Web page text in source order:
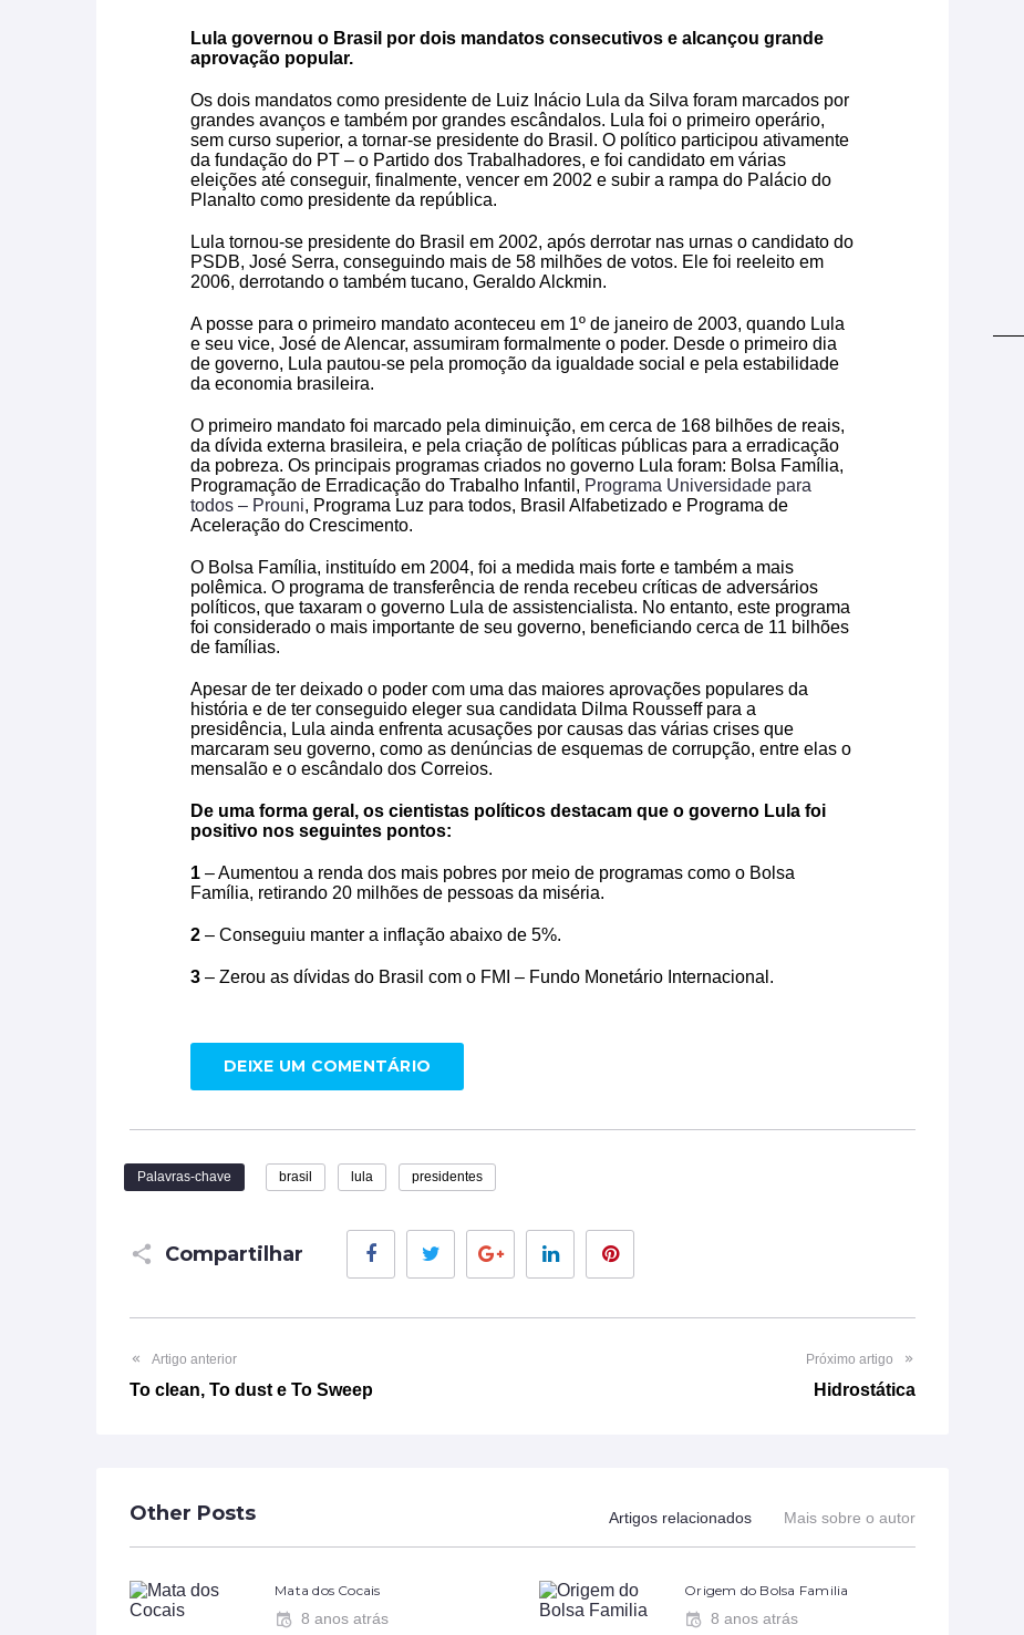
Lula governou o Brasil por dois mandatos consecutivos e alcançou grande
aprovação popular.
Os dois mandatos como presidente de Luiz Inácio Lula da Silva foram marcados por
grandes avanços e também por grandes escândalos. Lula foi o primeiro operário,
sem curso superior, a tornar-se presidente do Brasil. O político participou ativamente
da fundação do PT – o Partido dos Trabalhadores, e foi candidato em várias
eleições até conseguir, finalmente, vencer em 2002 e subir a rampa do Palácio do
Planalto como presidente da república.
Lula tornou-se presidente do Brasil em 2002, após derrotar nas urnas o candidato do
PSDB, José Serra, conseguindo mais de 58 milhões de votos. Ele foi reeleito em
2006, derrotando o também tucano, Geraldo Alckmin.
A posse para o primeiro mandato aconteceu em 1º de janeiro de 2003, quando Lula
e seu vice, José de Alencar, assumiram formalmente o poder. Desde o primeiro dia
de governo, Lula pautou-se pela promoção da igualdade social e pela estabilidade
da economia brasileira.
O primeiro mandato foi marcado pela diminuição, em cerca de 168 bilhões de reais,
da dívida externa brasileira, e pela criação de políticas públicas para a erradicação
da pobreza. Os principais programas criados no governo Lula foram: Bolsa Família,
Programação de Erradicação do Trabalho Infantil, Programa Universidade para
todos – Prouni, Programa Luz para todos, Brasil Alfabetizado e Programa de
Aceleração do Crescimento.
O Bolsa Família, instituído em 2004, foi a medida mais forte e também a mais
polêmica. O programa de transferência de renda recebeu críticas de adversários
políticos, que taxaram o governo Lula de assistencialista. No entanto, este programa
foi considerado o mais importante de seu governo, beneficiando cerca de 11 bilhões
de famílias.
Apesar de ter deixado o poder com uma das maiores aprovações populares da
história e de ter conseguido eleger sua candidata Dilma Rousseff para a
presidência, Lula ainda enfrenta acusações por causas das várias crises que
marcaram seu governo, como as denúncias de esquemas de corrupção, entre elas o
mensalão e o escândalo dos Correios.
De uma forma geral, os cientistas políticos destacam que o governo Lula foi
positivo nos seguintes pontos:
1 – Aumentou a renda dos mais pobres por meio de programas como o Bolsa
Família, retirando 20 milhões de pessoas da miséria.
2 – Conseguiu manter a inflação abaixo de 5%.
3 – Zerou as dívidas do Brasil com o FMI – Fundo Monetário Internacional.
DEIXE UM COMENTÁRIO
Palavras-chave brasil lula presidentes
Compartilhar
FacebookTwitter Google+ LinkedIn
Artigo anterior
To clean, To dust e To Sweep
Próximo artigo
Hidrostática
Other Posts Artigos relacionados Mais sobre o autor
Mata dos Cocais
8 anos atrás
Origem do Bolsa Familia
8 anos atrás